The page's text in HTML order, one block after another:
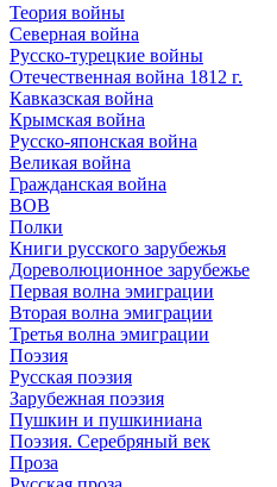
Теория войны
Северная война
Русско-турецкие войны
Отечественная война 1812 г.
Кавказская война
Крымская война
Русско-японская война
Великая война
Гражданская война
ВОВ
Полки
Книги русского зарубежья
Дореволюционное зарубежье
Первая волна эмиграции
Вторая волна эмиграции
Третья волна эмиграции
Поэзия
Русская поэзия
Зарубежная поэзия
Пушкин и пушкиниана
Поэзия. Серебряный век
Проза